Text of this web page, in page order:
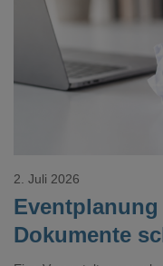
Dokumente
2. Juli 2026